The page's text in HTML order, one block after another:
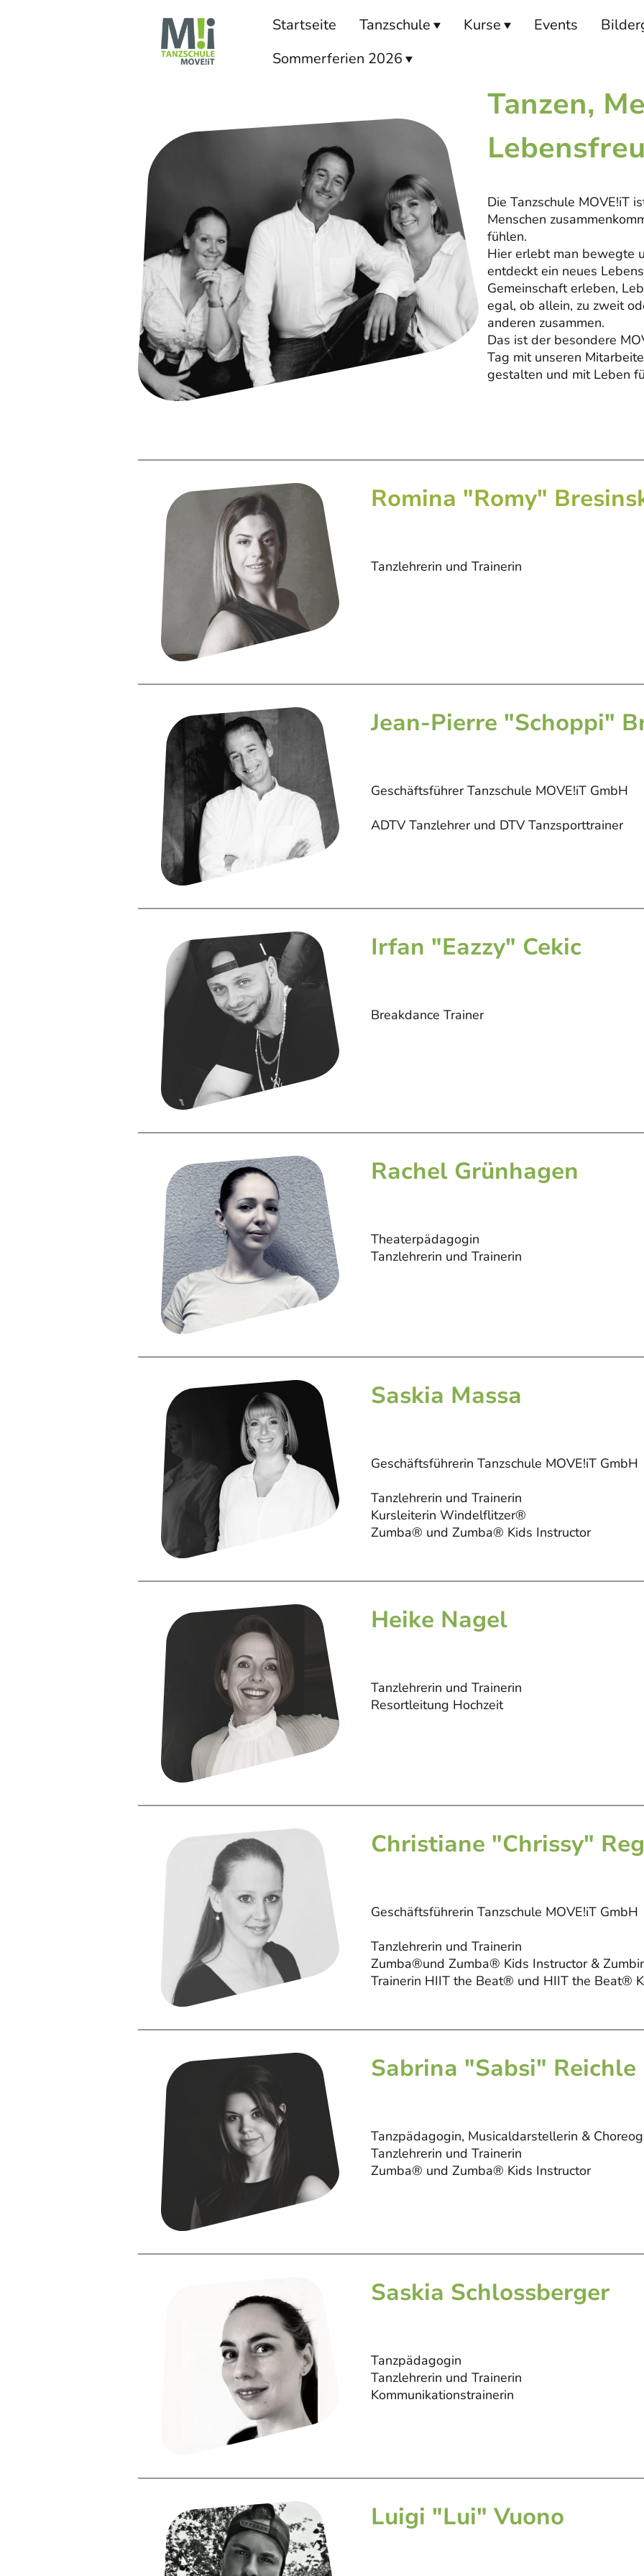
Startseite Tanzschule Kurse Events
Sommerferien 2026
Tanzen,
Die Tanzschule MOVE!iT
Menschen
fühlen.
Hier erlebt man bewegte
entdeckt ein neues
Gemeinschaft erleben,
egal, ob allein, zu zweit
anderen zusammen.
Das ist der besondere
Tag mit unseren
gestalten und mit Leben
Romina "Romy"
Tanzlehrerin und Trainerin
Jean-Pierre "Schoppi"
Geschäftsführer Tanzschule MOVE!iT GmbH
ADTV Tanzlehrer und DTV Tanzsporttrainer
Irfan "Eazzy" Cekic
Breakdance Trainer
Rachel Grünhagen
Theaterpädagogin
Tanzlehrerin und Trainerin
Saskia Massa
Geschäftsführerin Tanzschule MOVE!iT GmbH
Tanzlehrerin und Trainerin
Kursleiterin Windelflitzer®
Zumba® und Zumba® Kids Instructor
Heike Nagel
Tanzlehrerin und Trainerin
Resortleitung Hochzeit
Christiane "Chrissy"
Geschäftsführerin Tanzschule MOVE!iT GmbH
Tanzlehrerin und Trainerin
Zumba®und Zumba® Kids Instructor &
Trainerin HIIT the Beat® und HIIT the Beat®
Sabrina "Sabsi" Reichle
Tanzpädagogin, Musicaldarstellerin &
Tanzlehrerin und Trainerin
Zumba® und Zumba® Kids Instructor
Luigi "Lui" Vuono
Saskia Schlossberger
Tanzpädagogin
Tanzlehrerin und Trainerin
Kommunikationstrainerin